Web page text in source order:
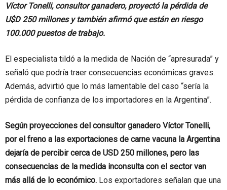
Víctor Tonelli, consultor ganadero, proyectó la pérdida de
U$D 250 millones y también afirmó que están en riesgo
100.000 puestos de trabajo.
El especialista tildó a la medida de Nación de “apresurada” y
señaló que podría traer consecuencias económicas graves.
Además, advirtió que lo más lamentable del caso “sería la
pérdida de confianza de los importadores en la Argentina”.
Según proyecciones del consultor ganadero Víctor Tonelli,
por el freno a las exportaciones de carne vacuna la Argentina
dejaría de percibir cerca de USD 250 millones, pero las
consecuencias de la medida inconsulta con el sector van
más allá de lo económico. Los exportadores señalan que una